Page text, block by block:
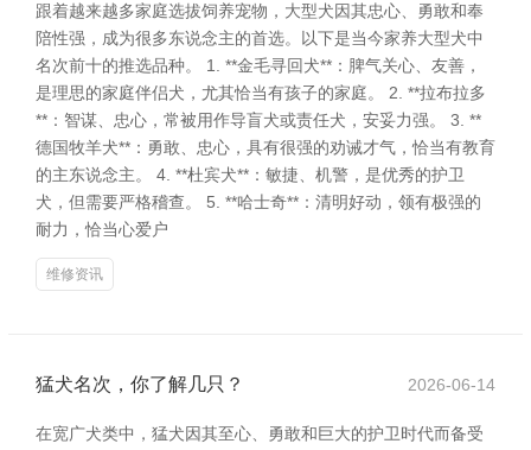
跟着越来越多家庭选拔饲养宠物，大型犬因其忠心、勇敢和奉
陪性强，成为很多东说念主的首选。以下是当今家养大型犬中
名次前十的推选品种。 1. **金毛寻回犬**：脾气关心、友善，
是理思的家庭伴侣犬，尤其恰当有孩子的家庭。 2. **拉布拉多
**：智谋、忠心，常被用作导盲犬或责任犬，安妥力强。 3. **
德国牧羊犬**：勇敢、忠心，具有很强的劝诫才气，恰当有教育
的主东说念主。 4. **杜宾犬**：敏捷、机警，是优秀的护卫
犬，但需要严格稽查。 5. **哈士奇**：清明好动，领有极强的
耐力，恰当心爱户
维修资讯
猛犬名次，你了解几只？ 2026-06-14
在宽广犬类中，猛犬因其至心、勇敢和巨大的护卫时代而备受